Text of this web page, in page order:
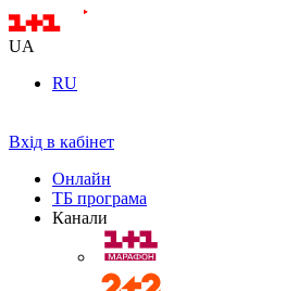
UA
RU
Вхід в кабінет
Онлайн
ТБ програма
Канали